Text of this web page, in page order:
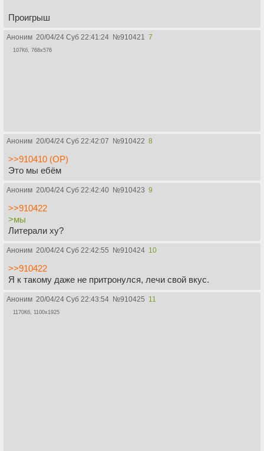
Проигрыш
Аноним 20/04/24 Суб 22:41:24 №910421 7
107Кб, 768x576
Аноним 20/04/24 Суб 22:42:07 №910422 8
>>910410 (OP)
Это мы ебём
Аноним 20/04/24 Суб 22:42:40 №910423 9
>>910422
>мы
Литерали ху?
Аноним 20/04/24 Суб 22:42:55 №910424 10
>>910422
Я к такому даже не притронулся, лечи свой вкус.
Аноним 20/04/24 Суб 22:43:54 №910425 11
1170Кб, 1100x1925